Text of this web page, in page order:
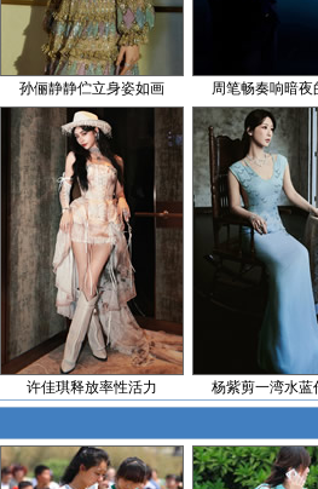
孙俪静静伫立身姿如画 周笔畅奏响暗夜
许佳琪释放率性活力 杨紫剪一湾水蓝